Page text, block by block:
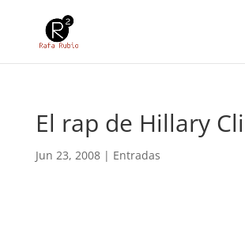
El rap de Hillary
Jun 23, 2008| Entradas